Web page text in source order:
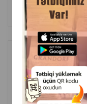
Лакомство Wanpy